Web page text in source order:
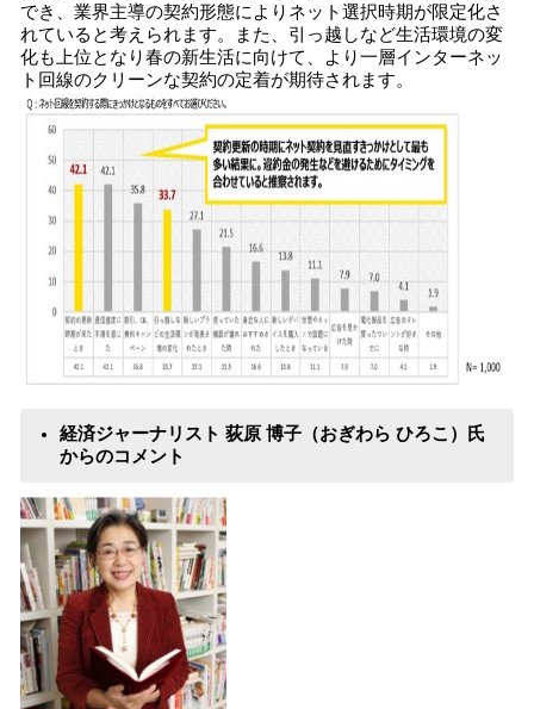
でき、業界主導の契約形態によりネット選択時期が限定化さ
れていると考えられます。また、引っ越しなど生活環境の変
化も上位となり春の新生活に向けて、より一層インターネッ
ト回線のクリーンな契約の定着が期待されます。
経済ジャーナリスト 荻原 博子（おぎわら ひろこ）氏
からのコメント